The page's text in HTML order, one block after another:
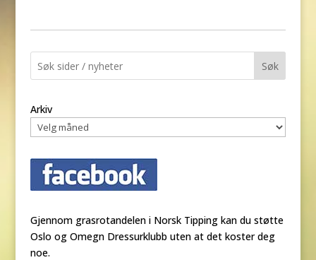
Søk
Arkiv
Gjennom grasrotandelen i Norsk Tipping kan du støtte
Oslo og Omegn Dressurklubb uten at det koster deg
noe.